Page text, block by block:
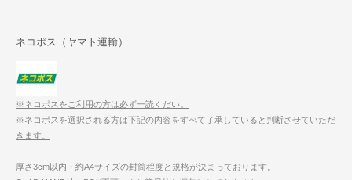
ネコポス（ヤマト運輸）
※ネコポスをご利用の方は必ず一読くだい。
※ネコポスを選択される方は下記の内容をすべて了承していると判断させていただ
きます。
厚さ3cm以内・約A4サイズの封筒程度と規格が決まっております。